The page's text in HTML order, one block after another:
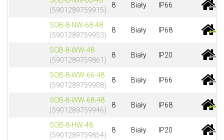
(5901289759915)
8 Biały IP66
SOB-8-NW-68-48
(5901289759953)
8 Biały IP68
SOB-8-WW-48
(5901289759861)
8 Biały IP20
SOB-8-WW-66-48
(5901289759908)
8 Biały IP66
SOB-8-WW-68-48
(5901289759946)
8 Biały IP68
SOB-8-HW-48
(5901289759854)
8 Biały IP20